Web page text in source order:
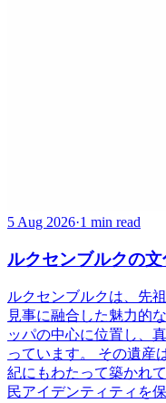
5 Aug 2026·1 min read
ルクセンブルクの
ルクセンブルクは、先
見事に融合した魅力的
ッパの中心に位置し、
っています。 その遺産
紀にもわたって築かれ
民アイデンティティを